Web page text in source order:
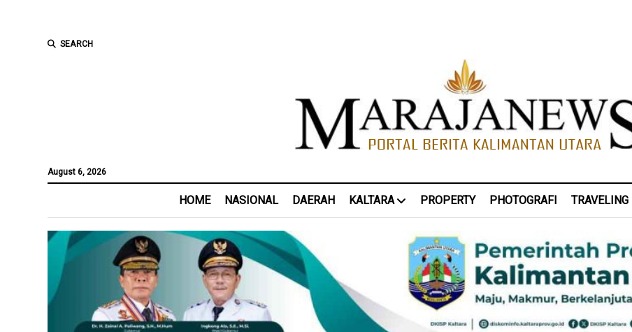
SEARCH
August 6, 2026
HOME NASIONAL DAERAH KALTARA PROPERTY PHOTOGRAFI TRAVELING